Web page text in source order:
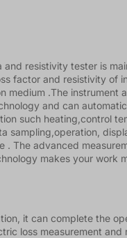
and resistivity tester is
factor and resistivity of
medium .The instrument
and can
such heating,control
sampling,operation,
. The advanced
makes your work
it can complete the
loss measurement and